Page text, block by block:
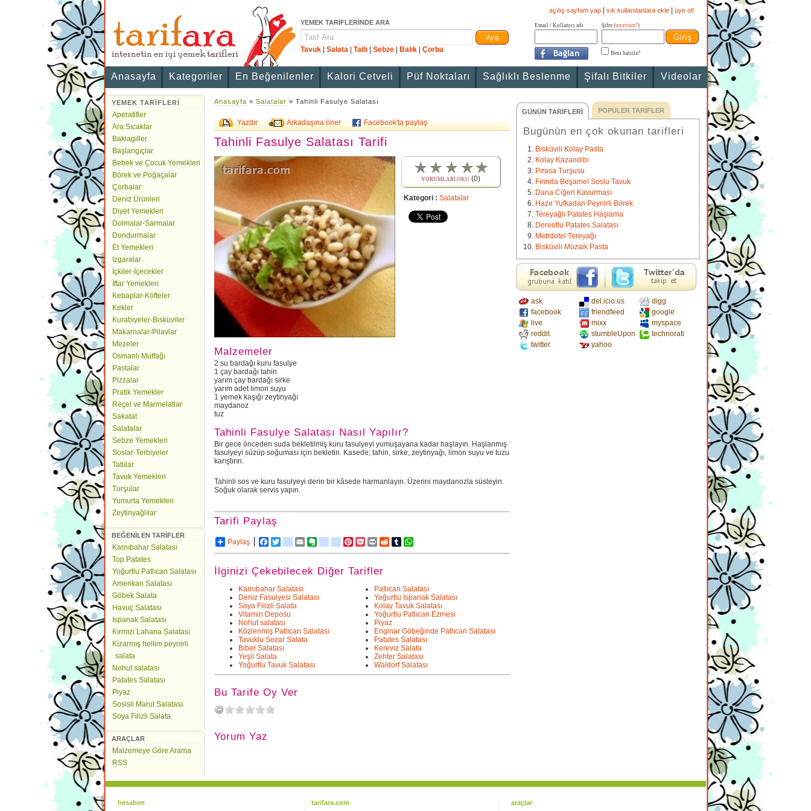
YEMEK TARİFLERİNDE ARA
Tavuk| Salata| Tatlı| Sebze| Balık| Çorba
açılış sayfam yap| sık kullanılanlara ekle| üye ol!
Email / Kullanıcı adı Şifre (unuttum?)
Beni hatırla?
Anasayfa Kategoriler En Beğenilenler Kalori Cetveli Püf Noktaları Sağlıklı Beslenme Şifalı Bitkiler Videolar
YEMEK TARİFLERİ
Aperatifler
Ara Sıcaklar
Baklagiller
Başlangıçlar
Bebek ve Çocuk Yemekleri
Börek ve Poğaçalar
Çorbalar
Deniz Ürünleri
Diyet Yemekleri
Dolmalar-Sarmalar
Dondurmalar
Et Yemekleri
Izgaralar
İçkiler-İçecekler
İftar Yemekleri
Kebaplar-Köfteler
Kekler
Kurabiyeler-Bisküviler
Makarnalar-Pilavlar
Mezeler
Osmanlı Mutfağı
Pastalar
Pizzalar
Pratik Yemekler
Reçel ve Marmelatlar
Sakatat
Salatalar
Sebze Yemekleri
Soslar-Terbiyeler
Tatlılar
Tavuk Yemekleri
Turşular
Yumurta Yemekleri
Zeytinyağlılar
BEĞENİLEN TARİFLER
Karnıbahar Salatası
Top Patates
Yoğurtlu Patlıcan Salatası
Amerikan Salatası
Göbek Salata
Havuç Salatası
Ispanak Salatası
Kırmızı Lahana Salatası
Kızarmış hellim peynirli
salata
Nohut salatası
Patates Salatası
Piyaz
Sosisli Marul Salatası
Soya Filizli Salata
ARAÇLAR
Malzemeye Göre Arama
RSS
Anasayfa » Salatalar » Tahinli Fasulye Salatası
Yazdır Arkadaşına öner Facebook'ta paylaş
Tahinli Fasulye Salatası Tarifi
YORUMLARI OKU (0)
Kategori : Salatalar
Malzemeler
2 su bardağı kuru fasulye
1 çay bardağı tahin
yarım çay bardağı sirke
yarım adet limon suyu
1 yemek kaşığı zeytinyağı
maydanoz
tuz
Tahinli Fasulye Salatası Nasıl Yapılır?
Bir gece önceden suda bekletilmiş kuru fasulyeyi yumuşayana kadar haşlayın. Haşlanmış
fasulyeyi süzüp soğuması için bekletin. Kasede; tahin, sirke, zeytinyağı, limon suyu ve tuzu
karıştırın.
Tahinli sos ve kuru fasulyeyi derin bir kâsede harmanlayın. Üzerini maydanozla süsleyin.
Soğuk olarak servis yapın.
Tarifi Paylaş
Paylaş Facebook
Twitterdelicious
Email Evernotefriendfeed
google_bookmarks
Pinterest
Pocket
Print RedditTumblr
İlginizi Çekebilecek Diğer Tarifler
Karnıbahar Salatası
Patlıcan Salatası
Deniz Fasulyesi Salatası
Yoğurtlu Ispanak Salatası
Soya Filizli Salata
Kolay Tavuk Salatası
Vitamin Deposu
Yoğurtlu Patlıcan Ezmesi
Nohut salatası
Piyaz
Közlenmiş Patlıcan Salatası
Enginar Göbeğinde Patlıcan Salatası
Tavuklu Sezar Salata
Patates Salatası
Biber Salatası
Kereviz Salata
Yeşil Salata
Zehter Salatası
Yoğurtlu Tavuk Salatası
Waldorf Salatası
Bu Tarife Oy Ver
Yorum Yaz
GÜNÜN TARİFLERİ POPÜLER TARİFLER
Bugünün en çok okunan tarifleri
Bisküvili Kolay Pasta
Kolay Kazandibi
Pırasa Turşusu
Fırında Beşamel Soslu Tavuk
Dana Ciğeri Kavurması
Hazır Yufkadan Peynirli Börek
Tereyağlı Patates Haşlama
Dereotlu Patates Salatası
Metrdotel Tereyağı
Bisküvili Mozaik Pasta
ask del.icio.us
digg
facebook
friendfeed
google
live
mixx
myspace
reddit
stumbleUpon
technorati
twitter
yahoo
hesabım tarifara.com araçlar